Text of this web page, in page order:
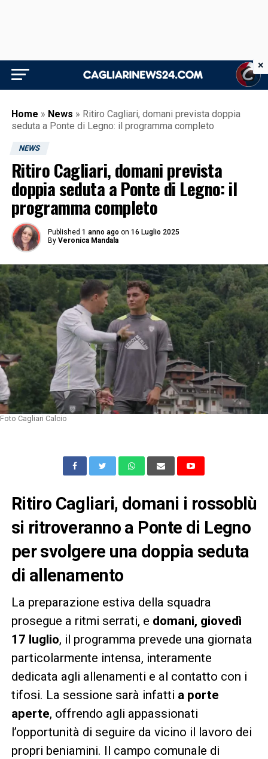
Home » News » Ritiro Cagliari, domani prevista doppia
seduta a Ponte di Legno: il programma completo
NEWS
Ritiro Cagliari, domani prevista
doppia seduta a Ponte di Legno: il
programma completo
Published 1 anno ago on 16 Luglio 2025
By Veronica Mandala
Foto Cagliari Calcio
Ritiro Cagliari, domani i rossoblù
si ritroveranno a Ponte di Legno
per svolgere una doppia seduta
di allenamento
La preparazione estiva della squadra
prosegue a ritmi serrati, e domani, giovedì
17 luglio, il programma prevede una giornata
particolarmente intensa, interamente
dedicata agli allenamenti e al contatto con i
tifosi. La sessione sarà infatti a porte
aperte, offrendo agli appassionati
l’opportunità di seguire da vicino il lavoro dei
propri beniamini. Il campo comunale di
×